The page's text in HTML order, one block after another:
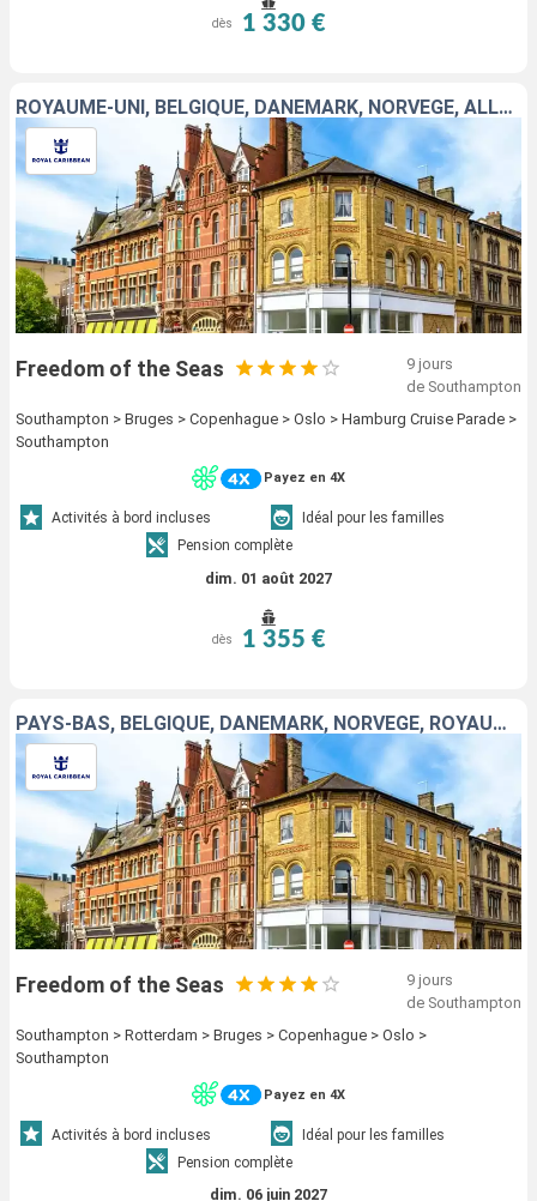
dès 1 330 €
ROYAUME-UNI, BELGIQUE, DANEMARK, NORVÈGE, ALLEMAGNE
Freedom of the Seas
9 jours
de Southampton
Southampton > Bruges > Copenhague > Oslo > Hamburg Cruise Parade >
Southampton
Payez en 4X
Activités à bord incluses
Idéal pour les familles
Pension complète
dim. 01 août 2027
dès 1 355 €
PAYS-BAS, BELGIQUE, DANEMARK, NORVÈGE, ROYAUME-UNI
Freedom of the Seas
9 jours
de Southampton
Southampton > Rotterdam > Bruges > Copenhague > Oslo >
Southampton
Payez en 4X
Activités à bord incluses
Idéal pour les familles
Pension complète
dim. 06 juin 2027